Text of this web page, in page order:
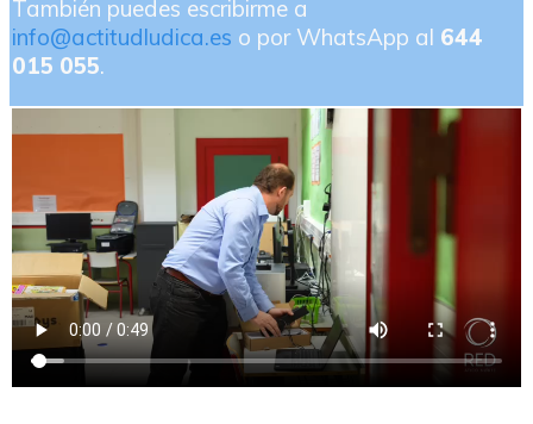
También puedes escribirme a
info@actitudludica.es o por WhatsApp al 644
015 055.